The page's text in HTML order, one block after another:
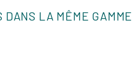
DANS LA MÊME GAMME